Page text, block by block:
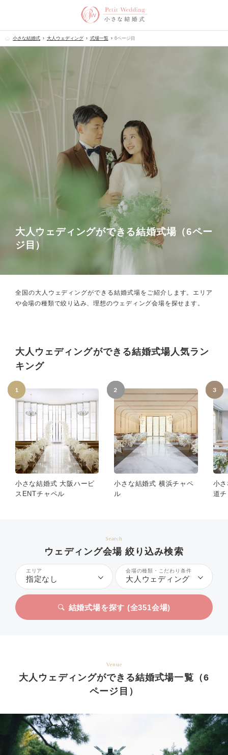
小さな結婚式 大人ウェディング 式場一覧 6ページ目
大人ウェディングができる結婚式場（6ペー
ジ目）
全国の大人ウェディングができる結婚式場をご紹介します。 エリア
や会場の種類で絞り込み、理想のウェディング会場を探せます。
大人ウェディングができる結婚式場人気ラン
キング
1
小さな結婚式 大阪ハービ
スENTチャペル
2
小さな結婚式 横浜チャペ
ル
3
小
道
Search
ウェディング会場 絞り込み検索
エリア
指定なし
会場の種類・こだわり条件
大人ウェディング
結婚式場を探す (全351会場)
Venue
大人ウェディングができる結婚式場一覧（6
ページ目）